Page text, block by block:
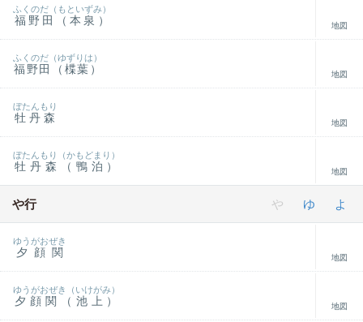
福野田（本泉）
ふくのだ（もといずみ）
地図
福野田（楪葉）
ふくのだ（ゆずりは）
地図
牡丹森
ぼたんもり
地図
牡丹森（鴨泊）
ぼたんもり（かもどまり）
地図
や行 や ゆ よ
夕顔関
ゆうがおぜき
地図
夕顔関（池上）
ゆうがおぜき（いけがみ）
地図